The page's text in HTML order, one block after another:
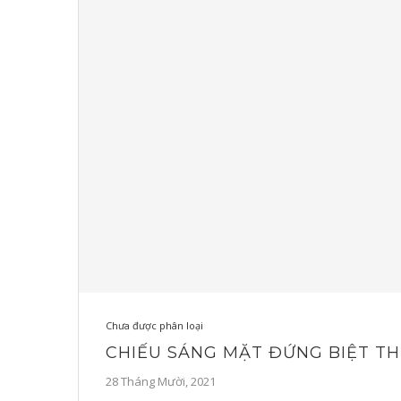
Chưa được phân loại
CHIẾU SÁNG MẶT ĐỨNG BIỆT
28 Tháng Mười, 2021